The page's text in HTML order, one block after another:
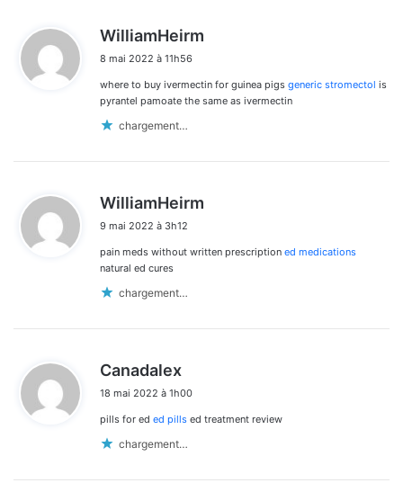
WilliamHeirm
:
8 mai 2022 à 11h56
where to buy ivermectin for guinea pigs generic stromectol is
pyrantel pamoate the same as ivermectin
chargement…
WilliamHeirm
9 mai 2022 à 3h12
pain meds without written prescription ed medications
natural ed cures
chargement…
Canadalex
t
18 mai 2022 à 1h00
pills for ed ed pills ed treatment review
chargement…